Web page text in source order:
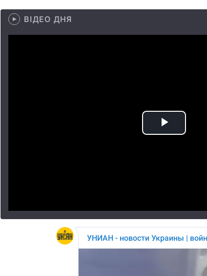
ВІДЕО ДНЯ
Play